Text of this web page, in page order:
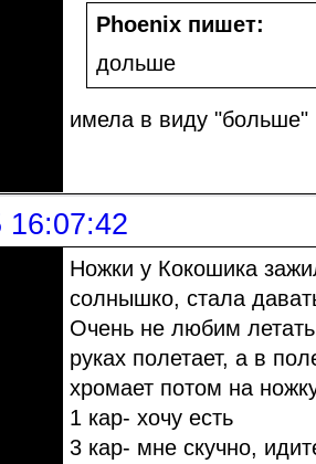
Phoenix пишет:
дольше
имела в виду "больше"
16:07:42
Ножки у Кокошика
солнышко, стала
Очень не любим
руках полетает, а в
хромает потом на
1 кар- хочу есть
3 кар- мне скучно,